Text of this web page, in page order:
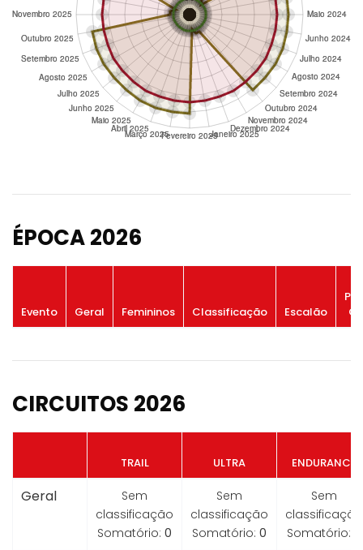
ÉPOCA 2026
Evento Geral Femininos Classificação Escalão
CIRCUITOS 2026
TRAIL ULTRA ENDURANCE
Geral
Sem
classificação
Somatório: 0
Sem
classificação
Somatório: 0
Sem
classificação
Somatório: